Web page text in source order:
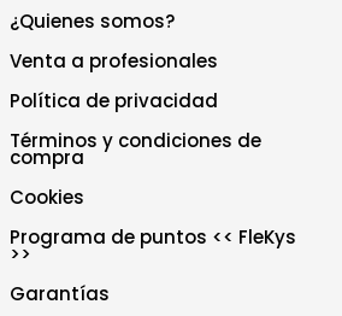
¿Quienes somos?
Venta a profesionales
Política de privacidad
Términos y condiciones de
compra
Cookies
Programa de puntos << FleKys
>>
Garantías